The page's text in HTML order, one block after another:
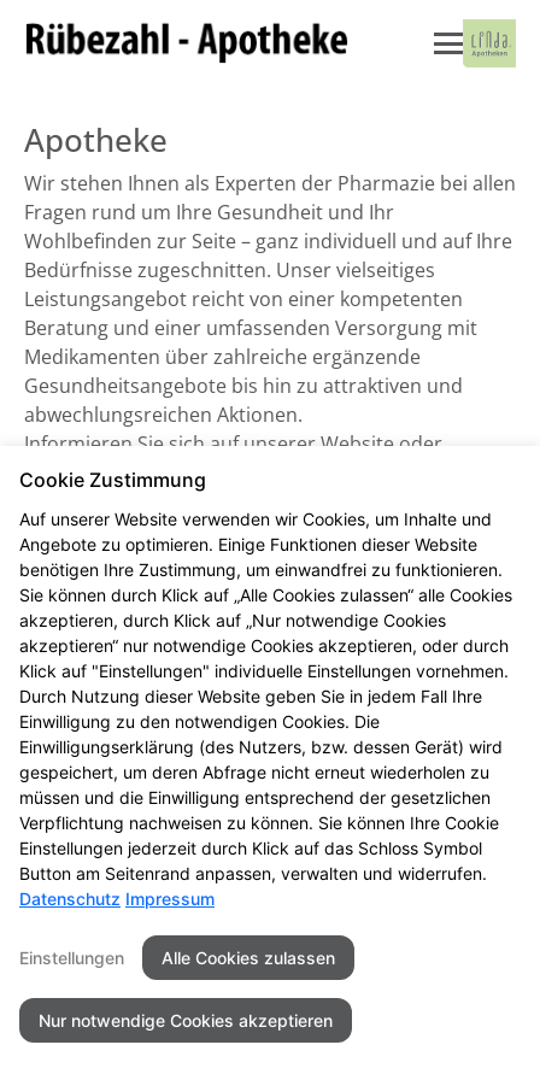
Apotheke
Wir stehen Ihnen als Experten der Pharmazie bei allen
Fragen rund um Ihre Gesundheit und Ihr
Wohlbefinden zur Seite – ganz individuell und auf Ihre
Bedürfnisse zugeschnitten. Unser vielseitiges
Leistungsangebot reicht von einer kompetenten
Beratung und einer umfassenden Versorgung mit
Medikamenten über zahlreiche ergänzende
Gesundheitsangebote bis hin zu attraktiven und
abwechlungsreichen Aktionen.
Informieren Sie sich auf unserer Website oder
besuchen Sie uns direkt vor Ort. Wir freuen uns auf
Seitenübersicht Kontakt
Impressum
Datenschutz
© 2026 Rübezahl Apotheke
Cookie Zustimmung
Auf unserer Website verwenden wir Cookies, um Inhalte und
Angebote zu optimieren. Einige Funktionen dieser Website
benötigen Ihre Zustimmung, um einwandfrei zu funktionieren.
Sie können durch Klick auf „Alle Cookies zulassen“ alle Cookies
akzeptieren, durch Klick auf „Nur notwendige Cookies
akzeptieren“ nur notwendige Cookies akzeptieren, oder durch
Klick auf "Einstellungen" individuelle Einstellungen vornehmen.
Durch Nutzung dieser Website geben Sie in jedem Fall Ihre
Einwilligung zu den notwendigen Cookies. Die
Einwilligungserklärung (des Nutzers, bzw. dessen Gerät) wird
gespeichert, um deren Abfrage nicht erneut wiederholen zu
müssen und die Einwilligung entsprechend der gesetzlichen
Verpflichtung nachweisen zu können. Sie können Ihre Cookie
Einstellungen jederzeit durch Klick auf das Schloss Symbol
Button am Seitenrand anpassen, verwalten und widerrufen.
Datenschutz Impressum
Einstellungen Alle Cookies zulassen
Nur notwendige Cookies akzeptieren